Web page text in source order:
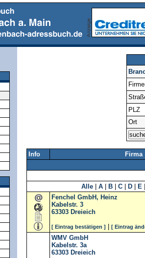
PLZ
Ort
Info Firma
Alle A B C D E
Fenchel GmbH, Heinz
Kabelstr. 3
63303 Dreieich
[ Eintrag bestätigen ] [ Eintrag
WMV GmbH
Kabelstr. 3a
63303 Dreieich